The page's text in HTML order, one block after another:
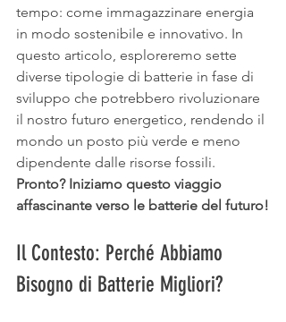
tempo: come immagazzinare energia
in modo sostenibile e innovativo. In
questo articolo, esploreremo sette
diverse tipologie di batterie in fase di
sviluppo che potrebbero rivoluzionare
il nostro futuro energetico, rendendo il
mondo un posto più verde e meno
dipendente dalle risorse fossili.
Pronto? Iniziamo questo viaggio
affascinante verso le batterie del futuro!
Il Contesto: Perché Abbiamo
Bisogno di Batterie Migliori?